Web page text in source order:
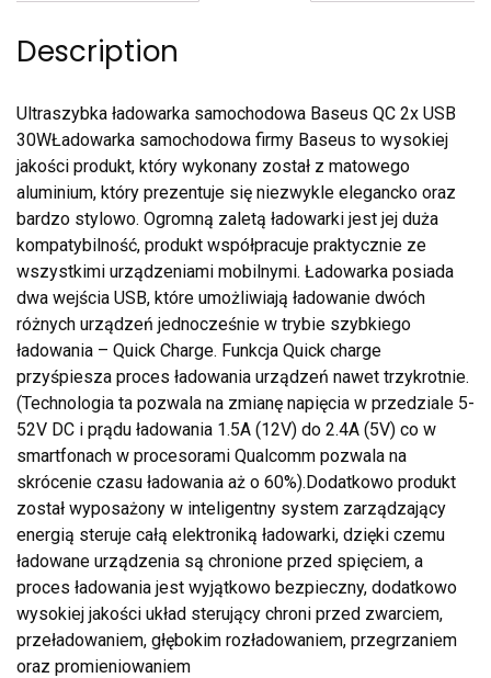
Description
Ultraszybka ładowarka samochodowa Baseus QC 2x USB
30WŁadowarka samochodowa firmy Baseus to wysokiej
jakości produkt, który wykonany został z matowego
aluminium, który prezentuje się niezwykle elegancko oraz
bardzo stylowo. Ogromną zaletą ładowarki jest jej duża
kompatybilność, produkt współpracuje praktycznie ze
wszystkimi urządzeniami mobilnymi. Ładowarka posiada
dwa wejścia USB, które umożliwiają ładowanie dwóch
różnych urządzeń jednocześnie w trybie szybkiego
ładowania – Quick Charge. Funkcja Quick charge
przyśpiesza proces ładowania urządzeń nawet trzykrotnie.
(Technologia ta pozwala na zmianę napięcia w przedziale 5-
52V DC i prądu ładowania 1.5A (12V) do 2.4A (5V) co w
smartfonach w procesorami Qualcomm pozwala na
skrócenie czasu ładowania aż o 60%).Dodatkowo produkt
został wyposażony w inteligentny system zarządzający
energią steruje całą elektroniką ładowarki, dzięki czemu
ładowane urządzenia są chronione przed spięciem, a
proces ładowania jest wyjątkowo bezpieczny, dodatkowo
wysokiej jakości układ sterujący chroni przed zwarciem,
przeładowaniem, głębokim rozładowaniem, przegrzaniem
oraz promieniowaniem